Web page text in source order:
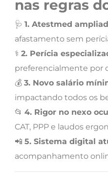
nas regras
🩺 1. Atestmed
afastamento sem
⚕️ 2. Perícia
preferencialmente por
💰 3. Novo salário
impactando todos os
📂 4. Rigor no nexo
CAT, PPP e laudos
📲 5. Sistema digital
acompanhamento